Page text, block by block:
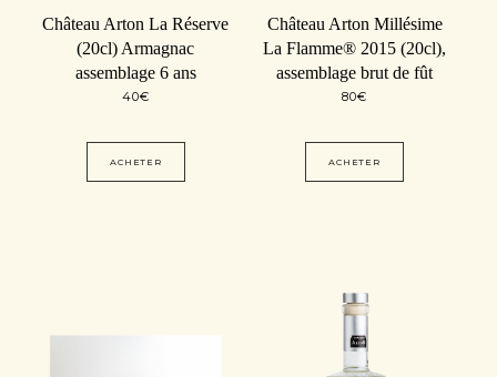
Château Arton La Réserve
(20cl) Armagnac
assemblage 6 ans
40€
ACHETER
Château Arton Millésime
La Flamme® 2015 (20cl),
assemblage brut de fût
80€
ACHETER